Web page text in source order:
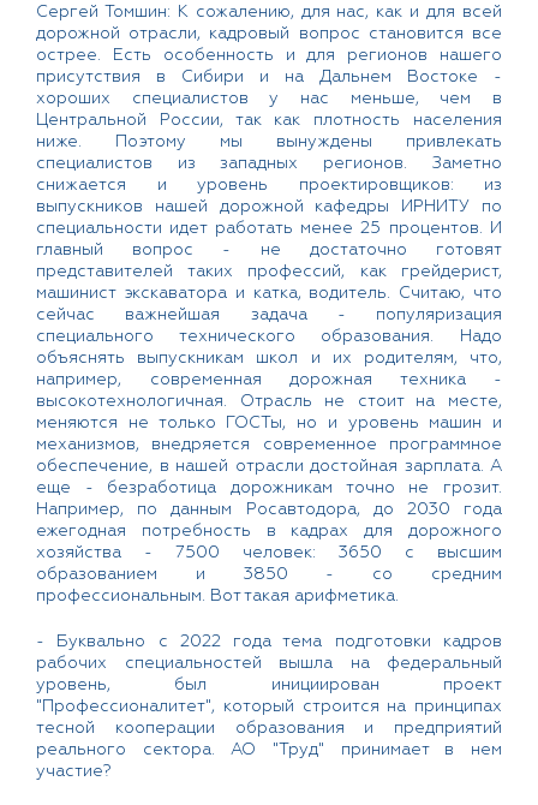
Сергей Томшин: К сожалению, для нас, как и для всей
дорожной отрасли, кадровый вопрос становится все
острее. Есть особенность и для регионов нашего
присутствия в Сибири и на Дальнем Востоке -
хороших специалистов у нас меньше, чем в
Центральной России, так как плотность населения
ниже. Поэтому мы вынуждены привлекать
специалистов из западных регионов. Заметно
снижается и уровень проектировщиков: из
выпускников нашей дорожной кафедры ИРНИТУ по
специальности идет работать менее 25 процентов. И
главный вопрос - не достаточно готовят
представителей таких профессий, как грейдерист,
машинист экскаватора и катка, водитель. Считаю, что
сейчас важнейшая задача - популяризация
специального технического образования. Надо
объяснять выпускникам школ и их родителям, что,
например, современная дорожная техника -
высокотехнологичная. Отрасль не стоит на месте,
меняются не только ГОСТы, но и уровень машин и
механизмов, внедряется современное программное
обеспечение, в нашей отрасли достойная зарплата. А
еще - безработица дорожникам точно не грозит.
Например, по данным Росавтодора, до 2030 года
ежегодная потребность в кадрах для дорожного
хозяйства - 7500 человек: 3650 с высшим
образованием и 3850 - со средним
профессиональным. Вот такая арифметика.
- Буквально с 2022 года тема подготовки кадров
рабочих специальностей вышла на федеральный
уровень, был инициирован проект
"Профессионалитет", который строится на принципах
тесной кооперации образования и предприятий
реального сектора. АО "Труд" принимает в нем
участие?